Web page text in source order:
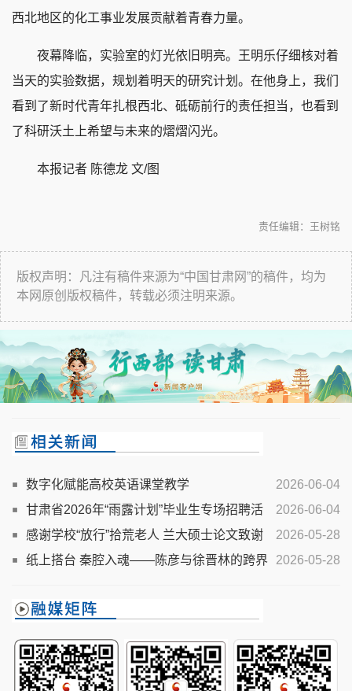
西北地区的化工事业发展贡献着青春力量。
夜幕降临，实验室的灯光依旧明亮。王明乐仔细核对着
当天的实验数据，规划着明天的研究计划。在他身上，我们
看到了新时代青年扎根西北、砥砺前行的责任担当，也看到
了科研沃土上希望与未来的熠熠闪光。
本报记者 陈德龙 文/图
责任编辑：王树铭
版权声明：凡注有稿件来源为“中国甘肃网”的稿件，均为
本网原创版权稿件，转载必须注明来源。
2026-06-04
数字化赋能高校英语课堂教学
2026-06-04
甘肃省2026年“雨露计划”毕业生专场招聘活
动举行
2026-05-28
感谢学校“放行”拾荒老人 兰大硕士论文致谢
刷屏全网
2026-05-28
纸上搭台 秦腔入魂——陈彦与徐晋林的跨界